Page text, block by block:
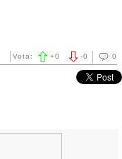
0
-0
Vota: +0